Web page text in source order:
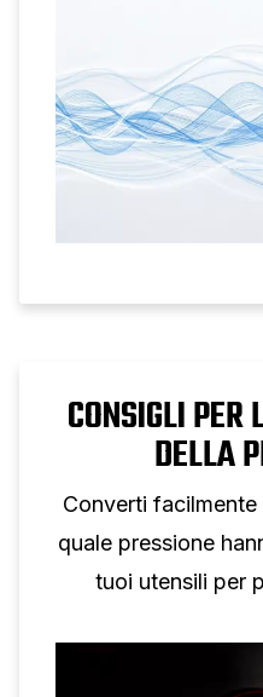
CONSIGLI PER
DELLA
Converti
quale pressione
tuoi utensili per